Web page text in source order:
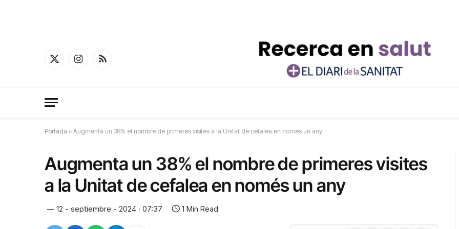
X
InstagramRSS
Portada » Augmenta un 38% el nombre de primeres visites a la Unitat de cefalea en només un any
Augmenta un 38% el nombre de primeres visites
a la Unitat de cefalea en només un any
12 - septiembre - 2024 · 07:37 1 Min Read